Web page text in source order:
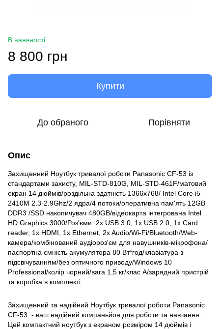
В наявності
8 800 грн
Купити
До обраного Порівняти
Опис
Захищенний Ноутбук тривалої роботи Panasonic CF-53 із
стандартами захисту, MIL-STD-810G, MIL-STD-461F/матовий
екран 14 дюймів/роздільна здатність 1366x768/ Intel Core i5-
2410M 2.3-2.9Ghz/2 ядра/4 потоки/оперативна пам'ять 12GB
DDR3 /SSD накопичувач 480GB/відеокарта інтегрована Intel
HD Graphics 3000/Роз'єми: 2x USB 3.0, 1x USB 2.0, 1x Card
reader, 1x HDMI, 1x Ethernet, 2x Audio/Wi-Fi/Bluetooth/Web-
камера/комбінований аудіороз'єм для навушників-мікрофона/
паспортна ємність акумулятора 80 Вт*год/клавіатура з
підсвічуванням/без оптичного приводу/Windows 10
Professional/колір чорний/вага 1,5 кг/клас A/зарядний пристрій
та коробка в комплекті.
Захищенний та надійний Ноутбук тривалої роботи Panasonic
CF-53 - ваш надійний компаньйон для роботи та навчання.
Цей компактний ноутбук з екраном розміром 14 дюймів і